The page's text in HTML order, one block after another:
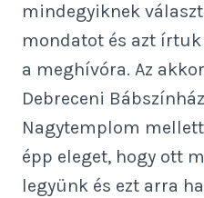
mindegyiknek
mondatot és azt
a meghívóra. Az
Debreceni
Nagytemplom
épp eleget, hogy ott
legyünk és ezt arra